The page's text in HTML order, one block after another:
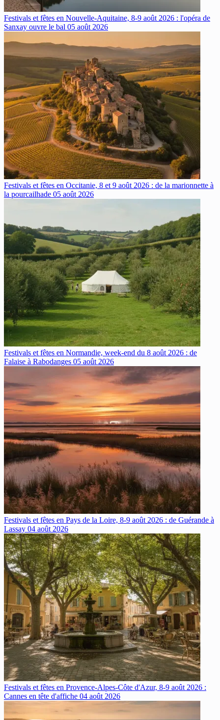
Festivals et fêtes en Nouvelle-Aquitaine, 8-9 août 2026 : l'opéra de
Sanxay ouvre le bal 05 août 2026
Festivals et fêtes en Occitanie, 8 et 9 août 2026 : de la marionnette à
la pourcailhade 05 août 2026
Festivals et fêtes en Normandie, week-end du 8 août 2026 : de
Falaise à Rabodanges 05 août 2026
Festivals et fêtes en Pays de la Loire, 8-9 août 2026 : de Guérande à
Lassay 04 août 2026
Festivals et fêtes en Provence-Alpes-Côte d'Azur, 8-9 août 2026 :
Cannes en tête d'affiche 04 août 2026